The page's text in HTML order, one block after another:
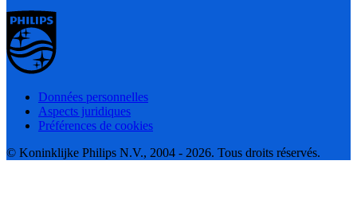
Données personnelles
Aspects juridiques
Préférences de cookies
© Koninklijke Philips N.V., 2004 - 2026. Tous droits réservés.